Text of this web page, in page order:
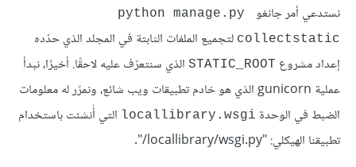
نستدعي أمر جانغو
python manage.py
collectstatic لتجميع الملفات الثابتة في المجلد الذي حدّده
إعداد مشروع STATIC_ROOT الذي سنتعرّف عليه لاحقًا. أخيرًا، نبدأ
عملية gunicorn الذي هو خادم تطبيقات ويب شائع، ونمرّر له معلومات
الضبط في الوحدة locallibrary.wsgi التي أُنشئت باستخدام
تطبيقنا الهيكلي: "‎/locallibrary/wsgi.py".